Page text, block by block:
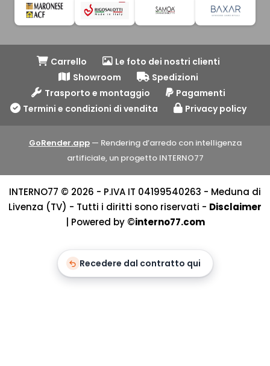
Carrello
Le foto dei nostri clienti
Showroom
Spedizioni
Trasporto e montaggio
Pagamenti
Termini e condizioni di vendita
Privacy policy
GoRender.app— Rendering d’arredo con intelligenza
artificiale, un progetto INTERNO77
INTERNO77 © 2026 - P.IVA IT 04199540263 - Meduna di
Livenza (TV) - Tutti i diritti sono riservati - Disclaimer
| Powered by ©interno77.com
Recedere dal contratto qui